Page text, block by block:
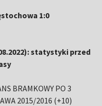
1:0
statystyki przed
BRAMKOWY PO 3
2015/2016 (+10)